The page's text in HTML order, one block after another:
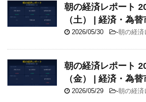
朝の経済レポート
（土） | 経済・為替
2026/05/30 -朝の経済
朝の経済レポート
（金） | 経済・為替
2026/05/29 -朝の経済